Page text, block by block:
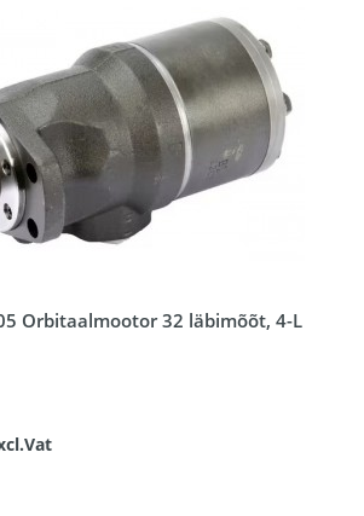
Orbitaalmootor 32 läbimõõt, 4-L